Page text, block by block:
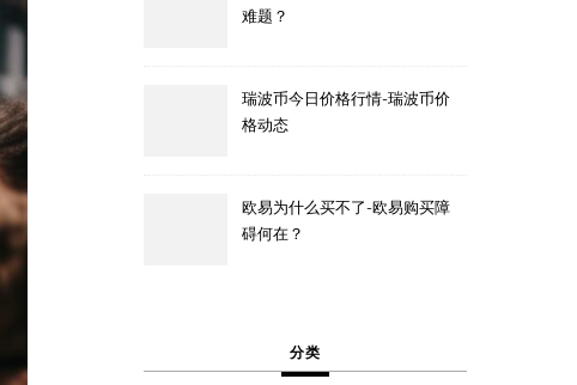
难题？
瑞波币今日价格行情-瑞波币价
格动态
欧易为什么买不了-欧易购买障
碍何在？
分类